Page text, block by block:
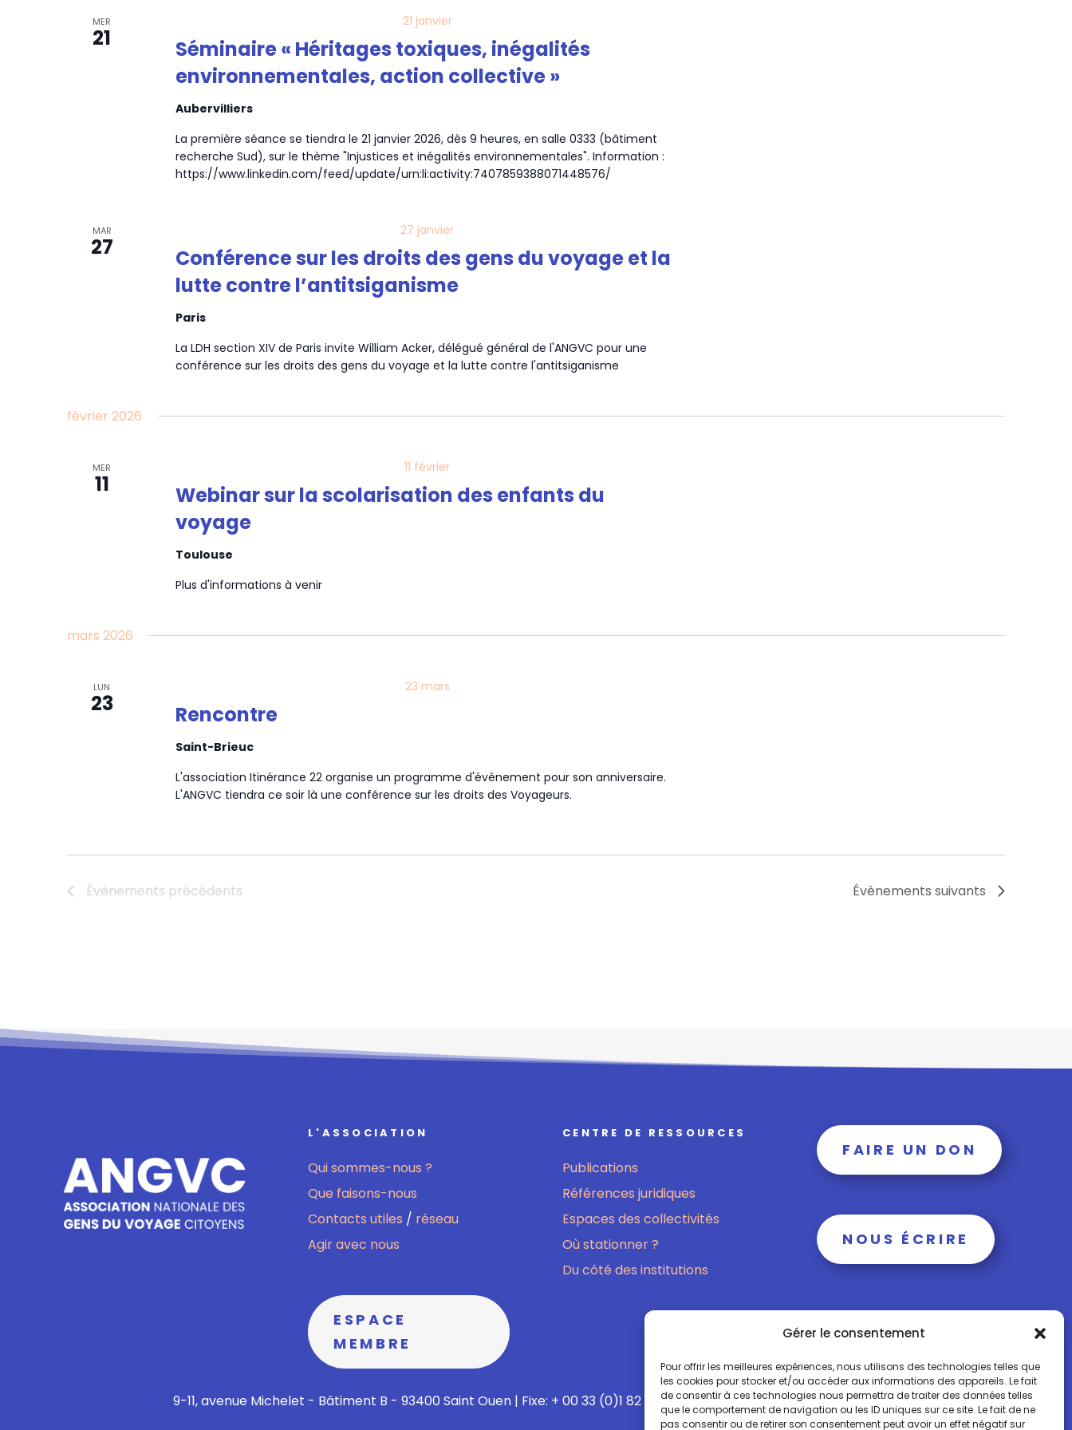
Gérer le consentement
Pour offrir les meilleures expériences, nous utilisons des technologies telles que
les cookies pour stocker et/ou accéder aux informations des appareils. Le fait
de consentir à ces technologies nous permettra de traiter des données telles
que le comportement de navigation ou les ID uniques sur ce site. Le fait de ne
pas consentir ou de retirer son consentement peut avoir un effet négatif sur
MER
21
Séminaire « Héritages toxiques, inégalités
environnementales, action collective »
21 janvier
Aubervilliers
La première séance se tiendra le 21 janvier 2026, dès 9 heures, en salle 0333 (bâtiment
recherche Sud), sur le thème "Injustices et inégalités environnementales". Information :
https://www.linkedin.com/feed/update/urn:li:activity:7407859388071448576/
MAR
27
Conférence sur les droits des gens du voyage et la
lutte contre l’antitsiganisme
27 janvier
Paris
La LDH section XIV de Paris invite William Acker, délégué général de l'ANGVC pour une
conférence sur les droits des gens du voyage et la lutte contre l'antitsiganisme
février 2026
MER
11
Webinar sur la scolarisation des enfants du
voyage
11 février
Toulouse
Plus d'informations à venir
mars 2026
LUN
23 Rencontre
23 mars
Saint-Brieuc
L'association Itinérance 22 organise un programme d'évènement pour son anniversaire.
L'ANGVC tiendra ce soir là une conférence sur les droits des Voyageurs.
Évènements précédents Évènements suivants
L'ASSOCIATION
Qui sommes-nous ?
Que faisons-nous
Contacts utiles / réseau
Agir avec nous
ESPACE
MEMBRE
CENTRE DE RESSOURCES
Publications
Références juridiques
Espaces des collectivités
Où stationner ?
Du côté des institutions
FAIRE UN DON
NOUS ÉCRIRE
9-11, avenue Michelet - Bâtiment B - 93400 Saint Ouen | Fixe: + 00 33 (0)1 82 02 60 13 | Mobile: + 00 33 (0)6 15 73 65 40